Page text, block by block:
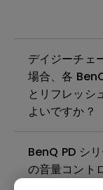
デイジーチェ
場合、各
とリフレッシ
よいですか？
BenQ PD シ
の音量コント